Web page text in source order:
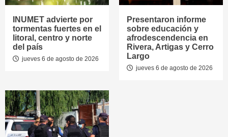
INUMET advierte por
tormentas fuertes en el
litoral, centro y norte
del país
jueves 6 de agosto de 2026
Presentaron informe
sobre educación y
afrodescendencia en
Rivera, Artigas y Cerro
Largo
jueves 6 de agosto de 2026